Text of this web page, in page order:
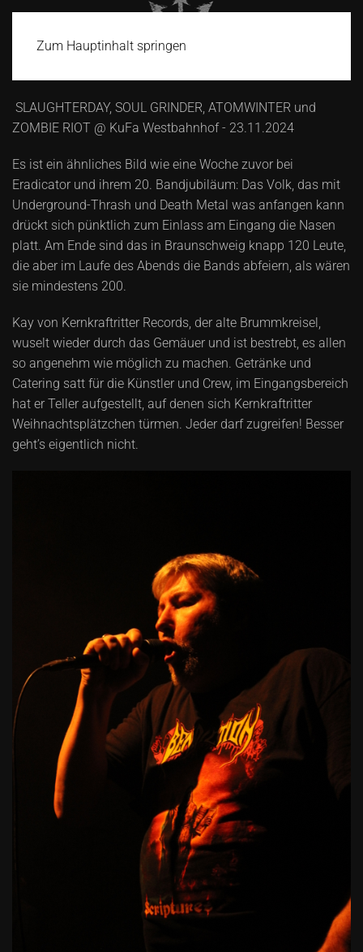
Zum Hauptinhalt springen
SLAUGHTERDAY, SOUL GRINDER, ATOMWINTER und
ZOMBIE RIOT @ KuFa Westbahnhof - 23.11.2024
Es ist ein ähnliches Bild wie eine Woche zuvor bei
Eradicator und ihrem 20. Bandjubiläum: Das Volk, das mit
Underground-Thrash und Death Metal was anfangen kann
drückt sich pünktlich zum Einlass am Eingang die Nasen
platt. Am Ende sind das in Braunschweig knapp 120 Leute,
die aber im Laufe des Abends die Bands abfeiern, als wären
sie mindestens 200.
Kay von Kernkraftritter Records, der alte Brummkreisel,
wuselt wieder durch das Gemäuer und ist bestrebt, es allen
so angenehm wie möglich zu machen. Getränke und
Catering satt für die Künstler und Crew, im Eingangsbereich
hat er Teller aufgestellt, auf denen sich Kernkraftritter
Weihnachtsplätzchen türmen. Jeder darf zugreifen! Besser
geht’s eigentlich nicht.